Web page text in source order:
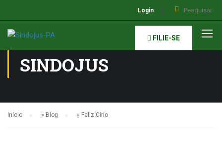
Login
FILIE-SE
NOTÍCIAS DO
SINDOJUS
Início » Blog » Feliz Círio